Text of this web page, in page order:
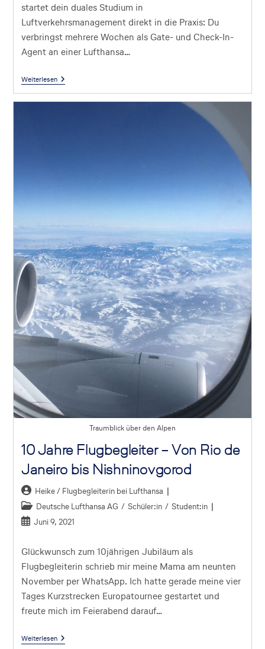
startet dein duales Studium in
Luftverkehrsmanagement direkt in die Praxis: Du
verbringst mehrere Wochen als Gate- und Check-In-
Agent an einer Lufthansa…
Weiterlesen
Traumblick über den Alpen
10 Jahre Flugbegleiter – Von Rio de
Janeiro bis Nishninovgorod
Heike / Flugbegleiterin bei Lufthansa
Deutsche Lufthansa AG / Schüler:in / Student:in
Juni 9, 2021
Glückwunsch zum 10jährigen Jubiläum als
Flugbegleiterin schrieb mir meine Mama am neunten
November per WhatsApp. Ich hatte gerade meine vier
Tages Kurzstrecken Europatournee gestartet und
freute mich im Feierabend darauf…
Weiterlesen